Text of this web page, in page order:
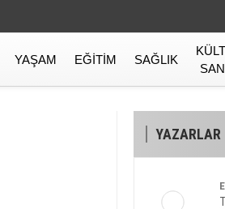
YAŞAM EĞITIM SAĞLIK
YAZARLAR